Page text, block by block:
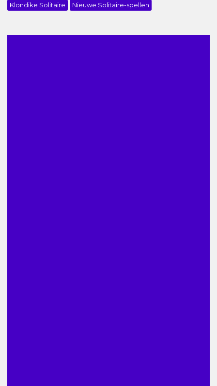
Klondike Solitaire Nieuwe Solitaire-spellen